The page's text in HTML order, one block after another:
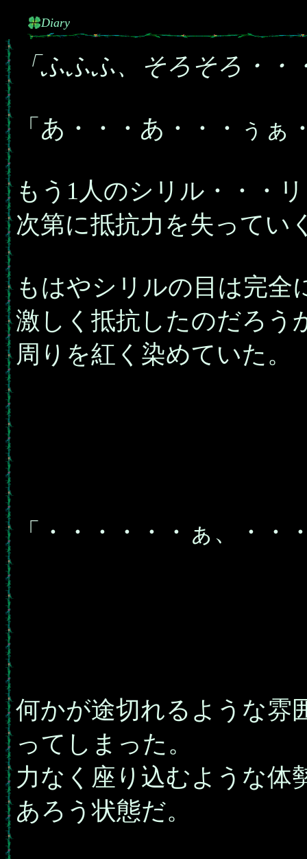
Diary
「ふふふ、そろそろ・
「あ・・・あ・・・ぅぁ
もう1人のシリル・・・
次第に抵抗力を失ってい
もはやシリルの目は完全
激しく抵抗したのだろう
周りを紅く染めていた。
「・・・・・・ぁ、・・
何かが途切れるような雰
ってしまった。
力なく座り込むような体
あろう状態だ。